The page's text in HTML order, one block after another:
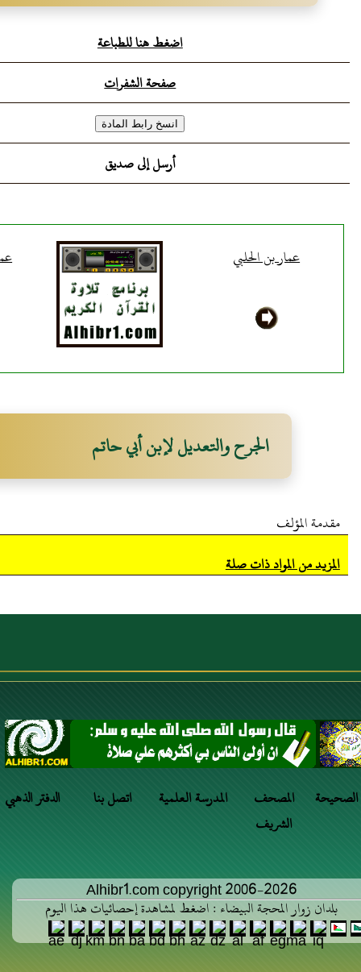
اضغط هنا للطباعة
صفحة الشفرات
أرسل إلى صديق
عمار بن الحلبي
الجرح والتعديل لإبن أبي حاتم
مقدمة المؤلف
المزيد من المواد ذات صلة
الدفتر الذهبي اتصل بنا المدرسة العلمية
المصحف
الشريف
الصحيحة
Alhibr1.com copyright 2006-2026
بلدان زوار المحجة البيضاء : اضغط لمشاهدة إحصائيات هذا اليوم